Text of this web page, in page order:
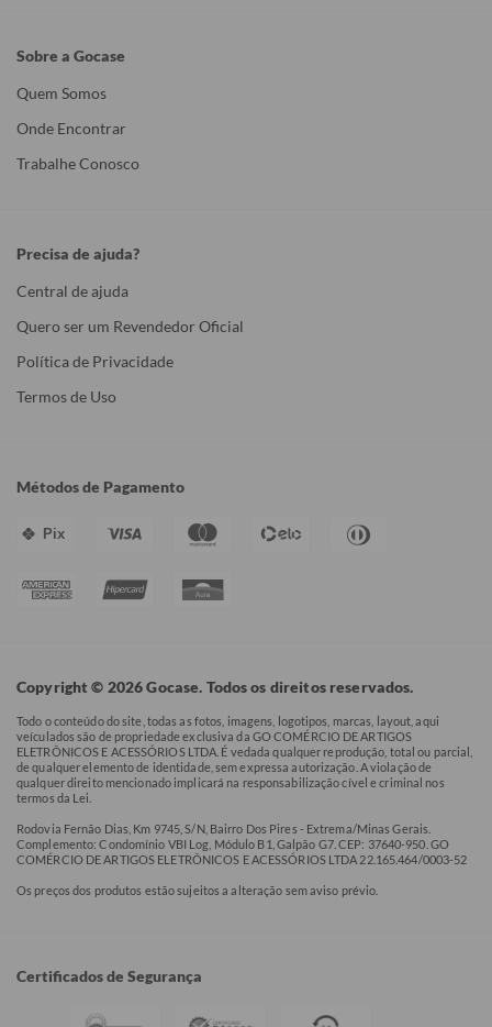
Sobre a Gocase
Quem Somos
Onde Encontrar
Trabalhe Conosco
Precisa de ajuda?
Central de ajuda
Quero ser um Revendedor Oficial
Política de Privacidade
Termos de Uso
Métodos de Pagamento
Pix
Copyright © 2026 Gocase. Todos os direitos reservados.
Todo o conteúdo do site, todas as fotos, imagens, logotipos, marcas, layout, aqui
veículados são de propriedade exclusiva da GO COMÉRCIO DE ARTIGOS
ELETRÔNICOS E ACESSÓRIOS LTDA. É vedada qualquer reprodução, total ou parcial,
de qualquer elemento de identidade, sem expressa autorização. A violação de
qualquer direito mencionado implicará na responsabilização cível e criminal nos
termos da Lei.
Rodovia Fernão Dias, Km 9745, S/N, Bairro Dos Pires - Extrema/Minas Gerais.
Complemento: Condomínio VBI Log, Módulo B1, Galpão G7. CEP: 37640-950. GO
COMÉRCIO DE ARTIGOS ELETRÔNICOS E ACESSÓRIOS LTDA 22.165.464/0003-52
Os preços dos produtos estão sujeitos a alteração sem aviso prévio.
Certificados de Segurança